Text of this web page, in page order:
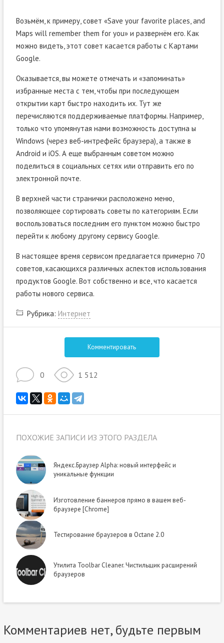
Возьмём, к примеру, совет «Save your favorite places, and
Maps will remember them for you» и развернём его. Как
можно видеть, этот совет касается работы с Картами
Google.
Оказывается, вы можете отмечать и «запоминать»
избранные места с тем, чтобы при последующем
открытии карт быстро находить их. Тут же
перечисляются поддерживаемые платформы. Например,
только что упомянутая нами возможность доступна ы
Windows (через веб-интрефейс браузера), а также в
Android и iOS. А еще выбранным советом можно
поделиться в социальных сетях или отправить его по
электронной почте.
В верхней части странички расположено меню,
позволяющее сортировать советы по категориям. Если
воспользоваться последним его пунктом можно быстро
перейти к любому другому сервису Google.
В настоящее время сервисом предлагается примерно 70
советов, касающихся различных аспектов использования
продуктов Google. Вот собственно и все, что касается
работы нового сервиса.
Рубрика: Интернет
Комментировать
0 1 512
ПОХОЖИЕ ЗАПИСИ ИЗ ЭТОГО РАЗДЕЛА
Яндекс.Браузер Alpha: новый интерфейс и
уникальные функции
Изготовление баннеров прямо в вашем веб-
браузере [Chrome]
Тестирование браузеров в Octane 2.0
Утилита Toolbar Cleaner. Чистильщик расширений
браузеров
Комментариев нет, будьте первым